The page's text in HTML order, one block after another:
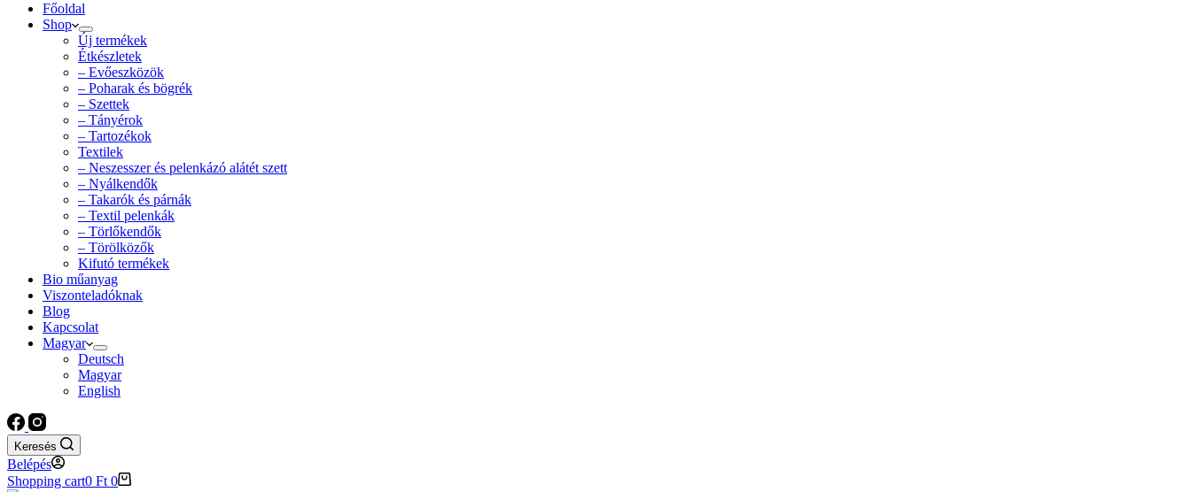
Főoldal
Shop
Új termékek
Étkészletek
– Evőeszközök
– Poharak és bögrék
– Szettek
– Tányérok
– Tartozékok
Textilek
– Neszesszer és pelenkázó alátét szett
– Nyálkendők
– Takarók és párnák
– Textil pelenkák
– Törlőkendők
– Törölközők
Kifutó termékek
Bio műanyag
Viszonteladóknak
Blog
Kapcsolat
Magyar
Deutsch
Magyar
English
Keresés
Belépés
Shopping cart0 Ft 0